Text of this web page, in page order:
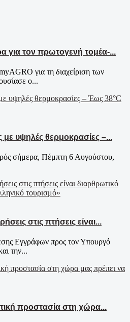
για τον πρωτογενή τομέα-...
για τη διαχείριση των
ο...
με υψηλές θερμοκρασίες –...
σήμερα, Πέμπτη 6 Αυγούστου,
στις πτήσεις είναι...
Εγγράφων προς τον Υπουργό
την...
προστασία στη χώρα...